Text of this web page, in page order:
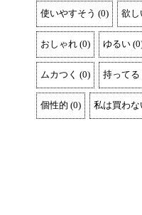
使いやすそう (0) 欲し
おしゃれ (0) ゆるい (0
ムカつく (0) 持ってる
個性的 (0) 私は買わな